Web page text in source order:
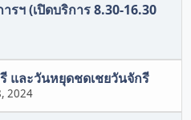
รฯ (เปิดบริการ 8.30-16.30
และวันหยุดชดเชยวันจักรี
2024